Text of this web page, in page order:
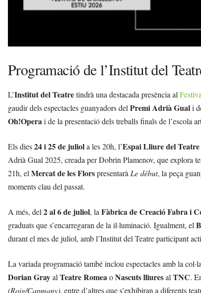
Programació de l’Institut del
L’Institut del Teatretindrà una destacada presència al
gaudir dels espectacles guanyadors delPremi Adrià Guali
Oh!Operai de la presentació dels treballs finals de l’escola
Els dies24 i 25 de juliola les 20h, l’Espai Lliure del
Adrià Gual 2025, creada per Dobrin Plamenov, que explora
21h, elMercat de les FlorspresentaràLe début, la peça
moments clau del passat.
A més, del2 al 6 de juliol, laFàbrica de Creació Fabra i
graduats que s’encarregaran de la il·luminació. Igualment, el
durant el mes de juliol, amb l’Institut del Teatre participant
La variada programació també inclou espectacles amb la
Dorian GrayalTeatre RomeaoNascuts lliuresalTNC.
(Roig/Capmany), entre d’altres que s’exhibiran a diferents